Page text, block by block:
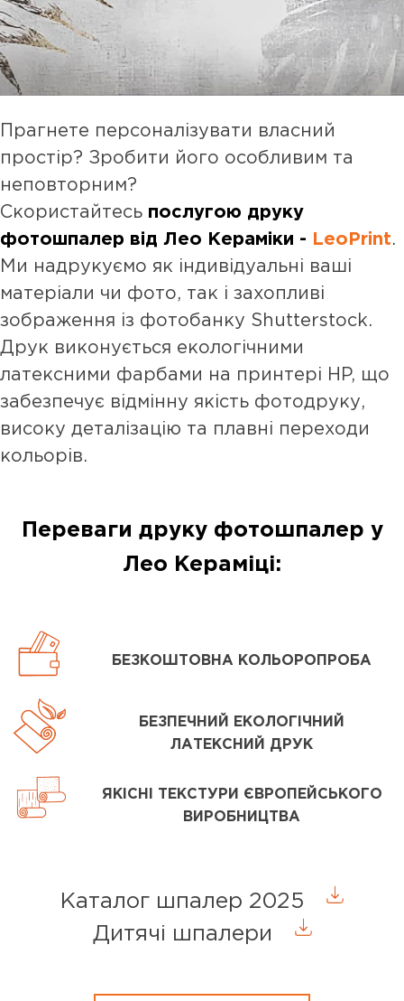
Прагнете персоналізувати власний
простір? Зробити його особливим та
неповторним?
Скористайтесь послугою друку
фотошпалер від Лео Кераміки -
LeoPrint.
Ми надрукуємо як індивідуальні ваші
матеріали чи фото, так і захопливі
зображення із фотобанку Shutterstock.
Друк виконується екологічними
латексними фарбами на принтері HP, що
забезпечує відмінну якість фотодруку,
високу деталізацію та плавні переходи
кольорів.
Переваги друку фотошпалер у
Лео Кераміці:
БЕЗКОШТОВНА КОЛЬОРОПРОБА
БЕЗПЕЧНИЙ ЕКОЛОГІЧНИЙ
ЛАТЕКСНИЙ ДРУК
ЯКІСНІ ТЕКСТУРИ ЄВРОПЕЙСЬКОГО
ВИРОБНИЦТВА
Каталог шпалер 2025
Дитячі шпалери